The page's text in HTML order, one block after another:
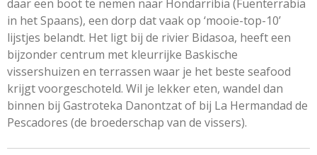
daar een boot te nemen naar Hondarribia (Fuenterrabia
in het Spaans), een dorp dat vaak op ‘mooie-top-10’
lijstjes belandt. Het ligt bij de rivier Bidasoa, heeft een
bijzonder centrum met kleurrijke Baskische
vissershuizen en terrassen waar je het beste seafood
krijgt voorgeschoteld. Wil je lekker eten, wandel dan
binnen bij Gastroteka Danontzat of bij La Hermandad de
Pescadores (de broederschap van de vissers).